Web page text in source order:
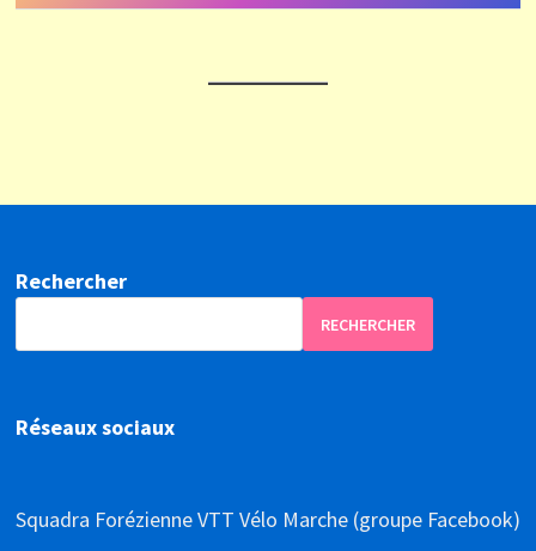
Rechercher
RECHERCHER
Réseaux sociaux
Squadra Forézienne VTT Vélo Marche (groupe Facebook)